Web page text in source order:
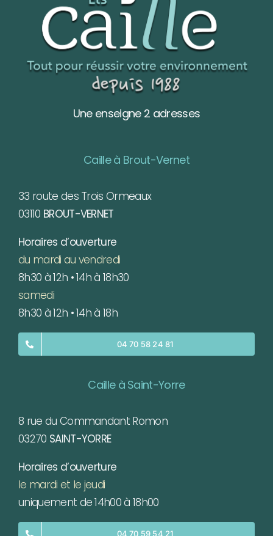
Une enseigne 2 adresses
Caille à Brout-Vernet
33 route des Trois Ormeaux
03110 BROUT-VERNET
Horaires d’ouverture
du mardi au vendredi
8h30 à 12h • 14h à 18h30
samedi
8h30 à 12h • 14h à 18h
04 70 58 24 81
Caille à Saint-Yorre
8 rue du Commandant Romon
03270 SAINT-YORRE
Horaires d’ouverture
le mardi et le jeudi
uniquement de 14h00 à 18h00
04 70 59 54 21